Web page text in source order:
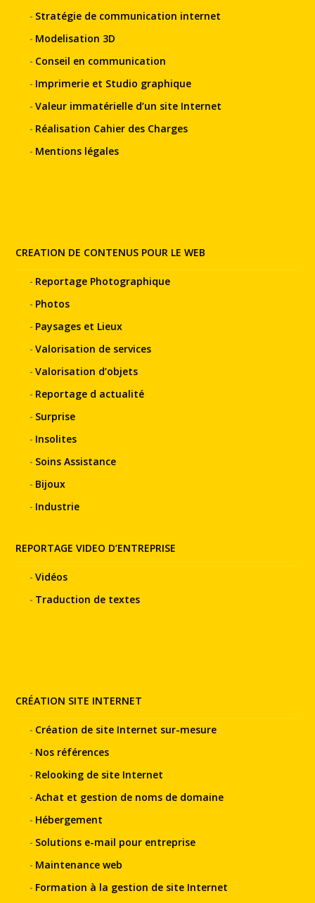
Stratégie de communication internet
Modelisation 3D
Conseil en communication
Imprimerie et Studio graphique
Valeur immatérielle d’un site Internet
Réalisation Cahier des Charges
Mentions légales
CREATION DE CONTENUS POUR LE WEB
Reportage Photographique
Photos
Paysages et Lieux
Valorisation de services
Valorisation d’objets
Reportage d actualité
Surprise
Insolites
Soins Assistance
Bijoux
Industrie
REPORTAGE VIDEO D’ENTREPRISE
Vidéos
Traduction de textes
CRÉATION SITE INTERNET
Création de site Internet sur-mesure
Nos références
Relooking de site Internet
Achat et gestion de noms de domaine
Hébergement
Solutions e-mail pour entreprise
Maintenance web
Formation à la gestion de site Internet